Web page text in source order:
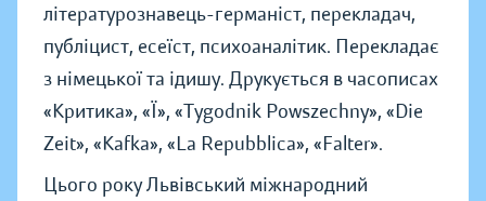
літературознавець-германіст, перекладач,
публіцист, есеїст, психоаналітик. Перекладає
з німецької та ідишу. Друкується в часописах
«Критика», «Ї», «Tygodnik Powszechny», «Die
Zeit», «Kafka», «La Repubblica», «Falter».
Цього року Львівський міжнародний